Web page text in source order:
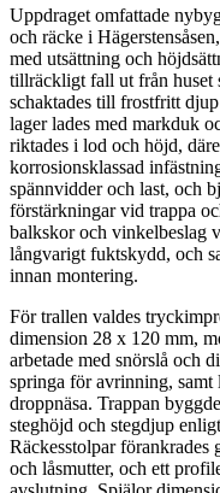
Uppdraget omfattade
och räcke i
med utsättning och
tillräckligt fall ut från huset
schaktades till frostfritt
lager lades med markduk
riktades i lod och höjd,
korrosionsklassad
spännvidder och last, och
förstärkningar vid trappa
balkskor och vinkelbeslag
långvarigt fuktskydd, och
innan montering.
För trallen valdes
dimension 28 x 120 mm,
arbetade med snörslå och
springa för avrinning, samt
droppnäsa. Trappan
steghöjd och stegdjup
Räckesstolpar förankrades
och låsmutter, och ett